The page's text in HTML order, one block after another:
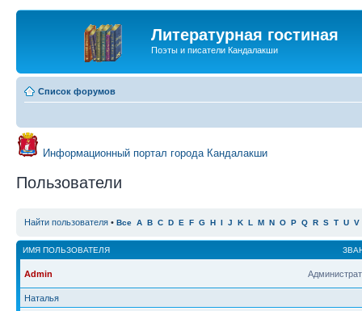
Литературная гостиная
Поэты и писатели Кандалакши
Список форумов
Информационный портал города Кандалакши
Пользователи
Найти пользователя • Все A B C D E F G H I J K L M N O P Q R S T U V
ИМЯ ПОЛЬЗОВАТЕЛЯ
Admin
Наталья